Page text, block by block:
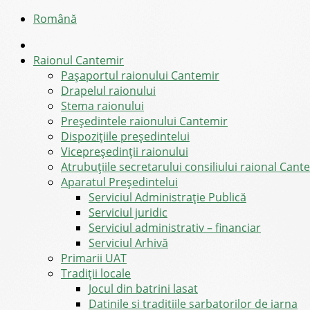
Română
Raionul Cantemir
Pașaportul raionului Cantemir
Drapelul raionului
Stema raionului
Preşedintele raionului Cantemir
Dispozițiile președintelui
Vicepreşedinţii raionului
Atrubuțiile secretarului consiliului raional
Aparatul Preşedintelui
Serviciul Administraţie Publică
Serviciul juridic
Serviciul administrativ – financiar
Serviciul Arhivă
Primarii UAT
Tradiții locale
Jocul din batrini lasat
Datinile si traditiile sarbatorilor de iarna